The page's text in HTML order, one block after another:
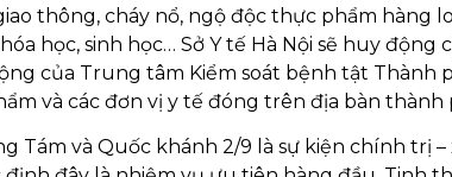
thông, cháy nổ, ngộ độc thực phẩm hàng
học, sinh học… Sở Y tế Hà Nội sẽ huy động
của Trung tâm Kiểm soát bệnh tật Thành
và các đơn vị y tế đóng trên địa bàn thành
Tám và Quốc khánh 2/9 là sự kiện chính trị